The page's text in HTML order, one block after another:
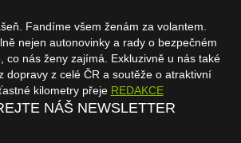
Fandíme všem ženám za volantem.
nejen autonovinky a rady o bezpečném
co nás ženy zajímá. Exkluzivně u nás také
dopravy z celé ČR a soutěže o atraktivní
kilometry přeje REDAKCE
NÁŠ NEWSLETTER